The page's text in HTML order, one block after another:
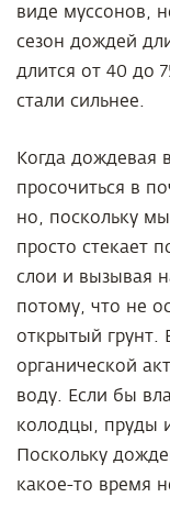
виде муссонов,
сезон дождей
длится от 40 до
стали сильнее.
Когда дождевая
просочиться в
но, поскольку
просто стекает
слои и вызывая
потому, что не
открытый грунт.
органической
воду. Если бы
колодцы, пруды
Поскольку
какое-то время